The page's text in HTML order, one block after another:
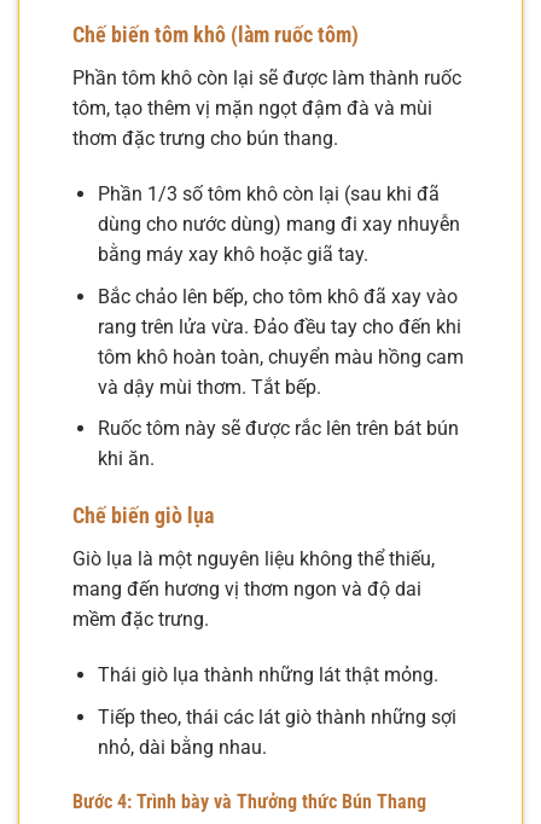
Chế biến tôm khô (làm ruốc tôm)
Phần tôm khô còn lại sẽ được làm thành ruốc
tôm, tạo thêm vị mặn ngọt đậm đà và mùi
thơm đặc trưng cho bún thang.
Phần 1/3 số tôm khô còn lại (sau khi đã
dùng cho nước dùng) mang đi xay nhuyễn
bằng máy xay khô hoặc giã tay.
Bắc chảo lên bếp, cho tôm khô đã xay vào
rang trên lửa vừa. Đảo đều tay cho đến khi
tôm khô hoàn toàn, chuyển màu hồng cam
và dậy mùi thơm. Tắt bếp.
Ruốc tôm này sẽ được rắc lên trên bát bún
khi ăn.
Chế biến giò lụa
Giò lụa là một nguyên liệu không thể thiếu,
mang đến hương vị thơm ngon và độ dai
mềm đặc trưng.
Thái giò lụa thành những lát thật mỏng.
Tiếp theo, thái các lát giò thành những sợi
nhỏ, dài bằng nhau.
Bước 4: Trình bày và Thưởng thức Bún Thang